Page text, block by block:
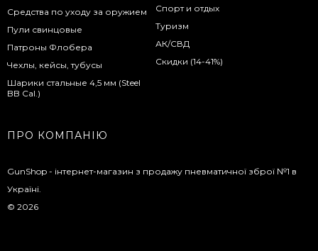
Средства по уходу за оружием
Пули свинцовые
Патроны Флобера
Чехлы, кейсы, тубусы
Шарики стальные 4,5 мм (Steel
BB Cal.)
Спорт и отдых
Туризм
АК/СВД
Скидки (14-41%)
ПРО КОМПАНІЮ
GunShop - інтернет-магазин з продажу пневматичної зброї №1 в
Україні.
© 2026